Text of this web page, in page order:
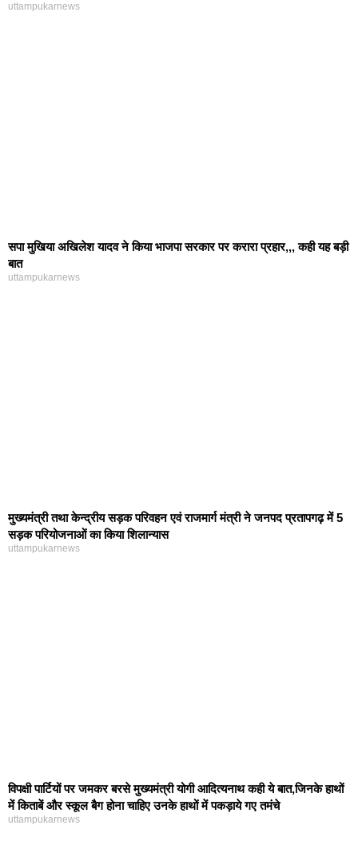
uttampukarnews
सपा मुखिया अखिलेश यादव ने किया भाजपा सरकार पर करारा प्रहार,,, कही यह बड़ी
बात
uttampukarnews
मुख्यमंत्री तथा केन्द्रीय सड़क परिवहन एवं राजमार्ग मंत्री ने जनपद प्रतापगढ़ में 5
सड़क परियोजनाओं का किया शिलान्यास
uttampukarnews
विपक्षी पार्टियों पर जमकर बरसे मुख्यमंत्री योगी आदित्यनाथ कही ये बात,जिनके हाथों
में किताबें और स्कूल बैग होना चाहिए उनके हाथों में पकड़ाये गए तमंचे
uttampukarnews